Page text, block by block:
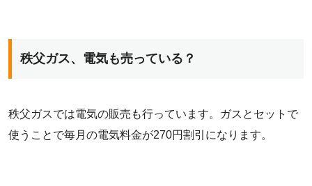
秩父ガス、電気も売っている？
秩父ガスでは電気の販売も行っています。ガスとセットで
使うことで毎月の電気料金が270円割引になります。